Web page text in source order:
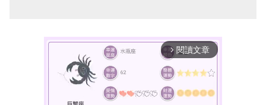
arrow_forward_ios 閱讀文章